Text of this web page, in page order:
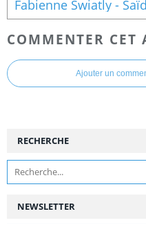
Fabienne Swiatly - Saïd
COMMENTER CET
Ajouter un
NEWSLETTER
RECHERCHE